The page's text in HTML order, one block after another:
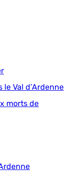
Val d’Ardenne
morts de